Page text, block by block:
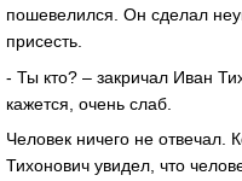
пошевелился. Он сделал
присесть.
- Ты кто? – закричал Иван
кажется, очень слаб.
Человек ничего не отвечал.
Тихонович увидел, что